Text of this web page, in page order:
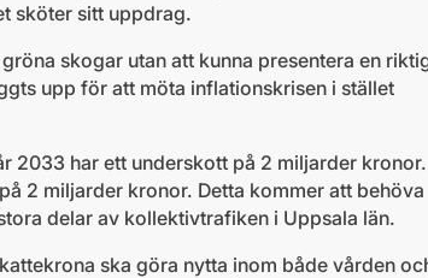
sköter sitt uppdrag.
skogar utan att kunna presentera en
upp för att möta inflationskrisen i stället
2033 har ett underskott på 2 miljarder kronor.
2 miljarder kronor. Detta kommer att behöva
delar av kollektivtrafiken i Uppsala län.
ska göra nytta inom både vården